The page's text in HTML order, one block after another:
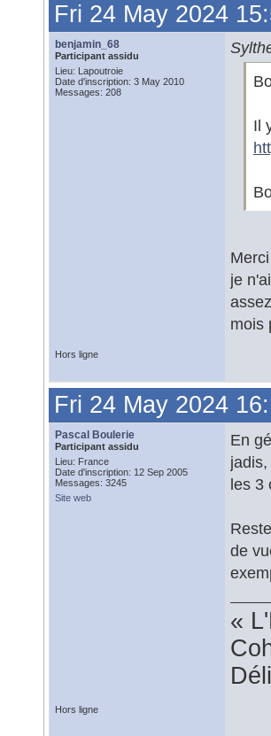
Fri 24 May 2024
benjamin_68
Participant assidu
Lieu: Lapoutroie
Date d'inscription: 3 May 2010
Messages: 208
Il
je
mois
Hors ligne
Fri 24 May 2024
Pascal Boulerie
Participant assidu
Lieu: France
Date d'inscription: 12 Sep 2005
Messages: 3245
Site web
En
les 3
de
«
Hors ligne